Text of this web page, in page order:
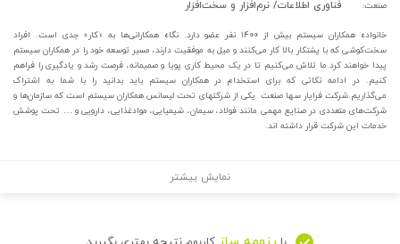
صنعت: فناوری اطلاعات/ نرم‌افزار و سخت‌افزار
خانواده همکاران سیستم بیش از ۱۴۰۰ نفر عضو دارد. نگاه همکارانی‌ها به «کار» جدی است. افراد
سخت‌کوشی که با پشتکار بالا کار می‌کنند و میل به موفقیت دارند، مسیر توسعه خود را در همکاران سیستم
پیدا خواهند کرد.ما تلاش می‌کنیم تا در یک محیط کاری پویا و صمیمانه، فرصت رشد و یادگیری را فراهم
کنیم. در ادامه نکاتی که برای استخدام در همکاران سیستم باید بدانید را با شما به اشتراک
می‌گذاریم.شرکت فرایار سها صنعت یکی از شرکتهای تحت لیسانس همکاران سیستم است که سازمان‌ها و
شرکت‌های متعددی در صنایع مهمی مانند فولاد، سیمان، شیمیایی، موادغذایی، دارویی و … تحت پوشش
خدمات این شرکت قرار داشته اند.
نمایش بیشتر